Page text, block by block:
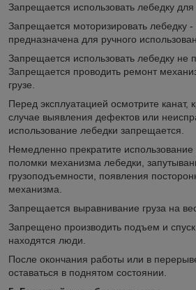
Запрещается использовать лебедку
Запрещается моторизировать лебедку -
предназначена для ручного
Запрещается использовать лебедку не
Запрещается проводить ремонт
грузе.
Перед эксплуатацией осмотрите канат,
случае выявления дефектов или
использование лебедки запрещается.
Немедленно прекратите использование
поломки механизма лебедки,
грузоподъемности, появления
механизма.
Запрещается выравнивание груза на
Запрещено производить подъем и
находятся люди.
После окончания работы или в
оставаться в поднятом состоянии.